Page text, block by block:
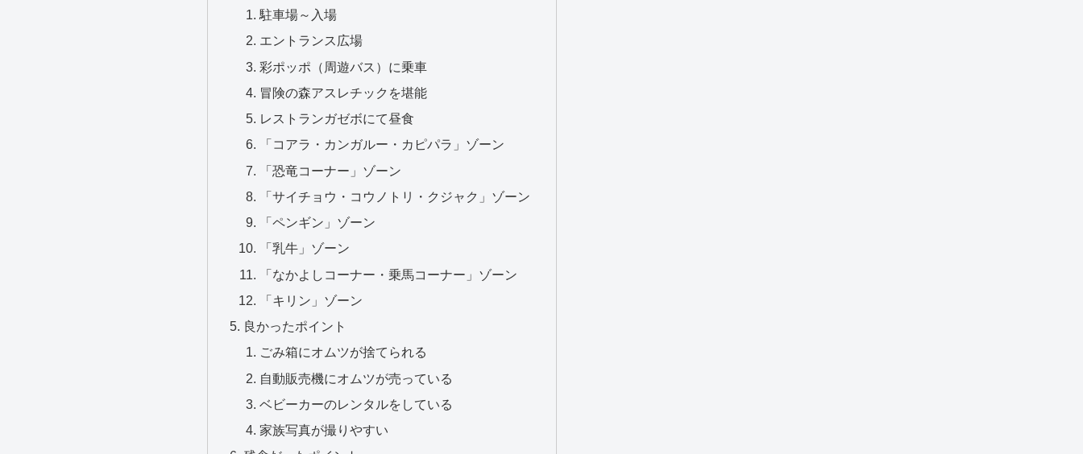
駐車場～入場
エントランス広場
彩ポッポ（周遊バス）に乗車
冒険の森アスレチックを堪能
レストランガゼボにて昼食
「コアラ・カンガルー・カピパラ」ゾーン
「恐竜コーナー」ゾーン
「サイチョウ・コウノトリ・クジャク」ゾーン
「ペンギン」ゾーン
「乳牛」ゾーン
「なかよしコーナー・乗馬コーナー」ゾーン
「キリン」ゾーン
良かったポイント
ごみ箱にオムツが捨てられる
自動販売機にオムツが売っている
ベビーカーのレンタルをしている
家族写真が撮りやすい